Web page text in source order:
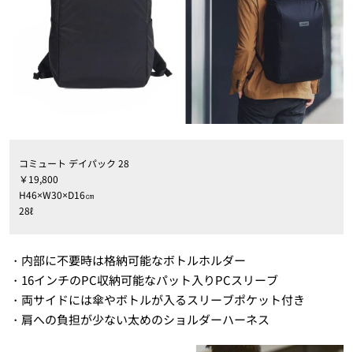
コミュート デイパック 28
￥19,800
H46×W30×D16㎝
28ℓ
・内部に不要時は格納可能なボトルホルダー
・16インチのPC収納可能なパット入りPCスリーブ
・両サイドには傘やボトルが入るスリーブポケット付き
・肩への負担が少ない太めのショルダーハーネス